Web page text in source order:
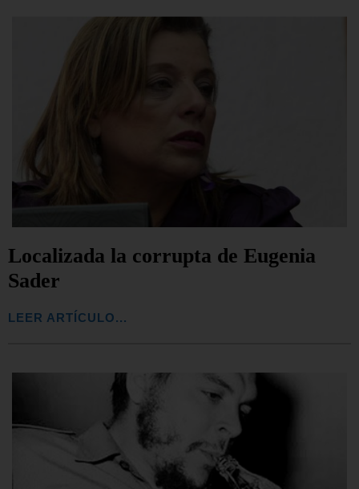
Localizada la corrupta de Eugenia
Sader
LEER ARTÍCULO...